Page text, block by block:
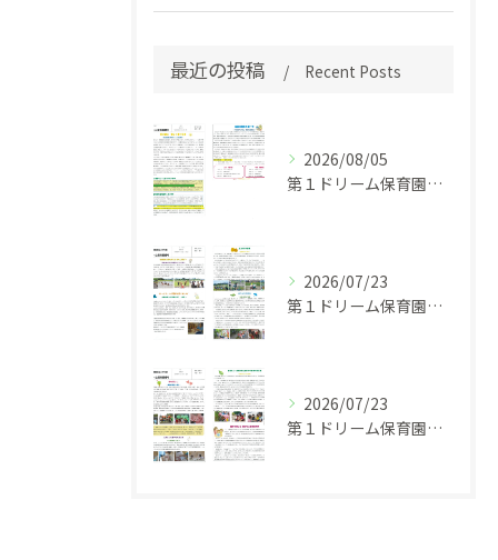
最近の投稿 Recent Posts
2026/08/05
第１ドリーム保育園 園だより 令和８年７月号
2026/07/23
第１ドリーム保育園園だより 令和８年５・６月号
2026/07/23
第１ドリーム保育園 園だより 令和８年４月号